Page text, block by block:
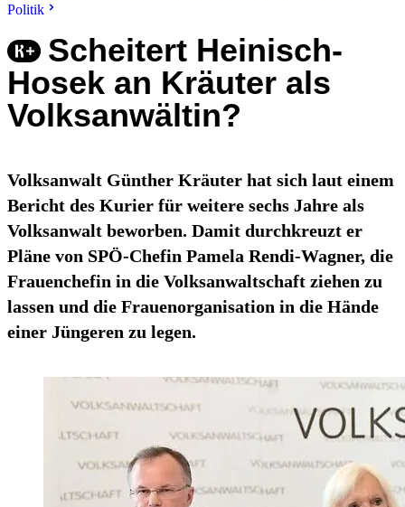
Politik
Scheitert Heinisch-
Hosek an Kräuter als
Volksanwältin?
Volksanwalt Günther Kräuter hat sich laut einem
Bericht des Kurier für weitere sechs Jahre als
Volksanwalt beworben. Damit durchkreuzt er
Pläne von SPÖ-Chefin Pamela Rendi-Wagner, die
Frauenchefin in die Volksanwaltschaft ziehen zu
lassen und die Frauenorganisation in die Hände
einer Jüngeren zu legen.